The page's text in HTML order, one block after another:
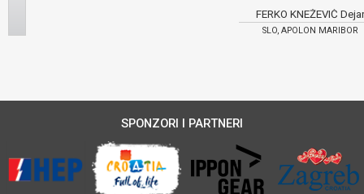
FERKO KNEŽEVIČ
SLO, APOLON MARIBOR
SPONZORI I PARTNERI